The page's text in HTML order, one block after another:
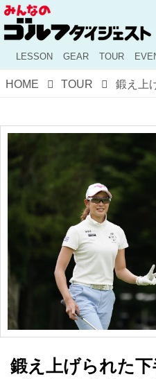
LESSON GEAR TOUR
HOME TOUR
鍛え上げられた